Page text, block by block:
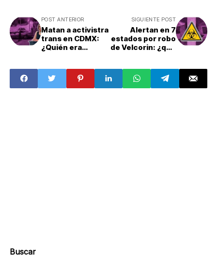
POST ANTERIOR
Matan a activistra
trans en CDMX:
¿Quién era
SIGUIENTE POST
Alertan en 7
estados por robo
de Velcorin: ¿qué
Buscar